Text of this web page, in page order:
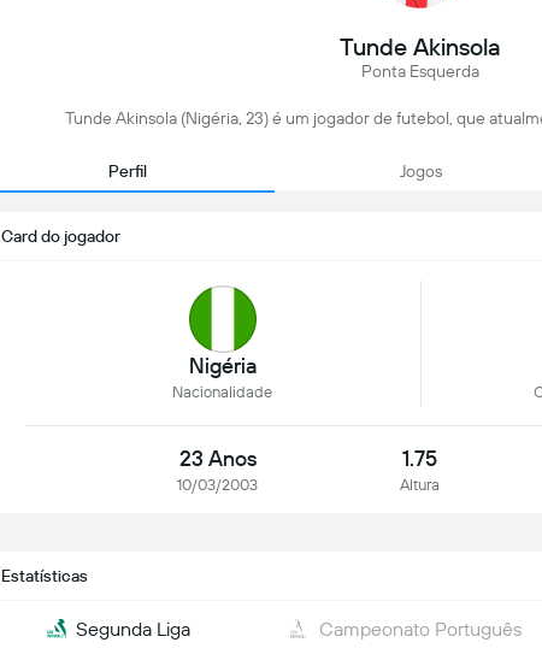
Tunde Akinsola
Ponta Esquerda
Tunde Akinsola (Nigéria, 23) é um jogador de futebol, que
Perfil Jogos
Card do jogador
Nigéria
Nacionalidade
23 Anos
10/03/2003
1.75
Altura
Estatísticas
Segunda Liga Campeonato Português